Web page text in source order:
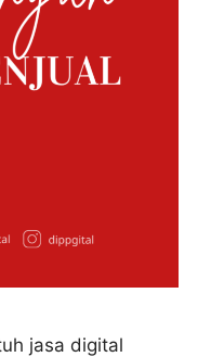
jasa digital